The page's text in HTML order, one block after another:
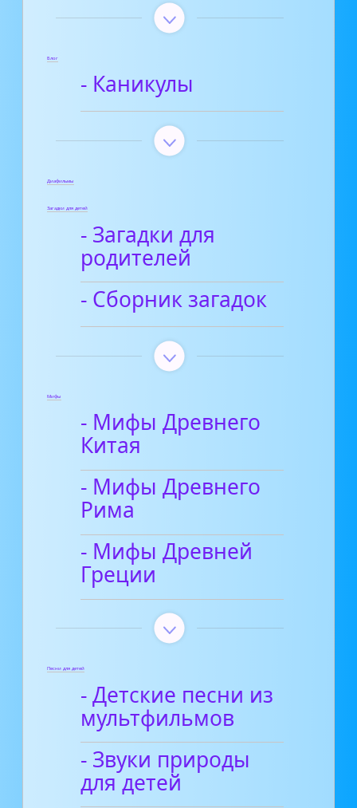
Блог
- Каникулы
Диафильмы
Загадки для детей
- Загадки для
родителей
- Сборник загадок
Мифы
- Мифы Древнего
Китая
- Мифы Древнего
Рима
- Мифы Древней
Греции
Песни для детей
- Детские песни из
мультфильмов
- Звуки природы
для детей